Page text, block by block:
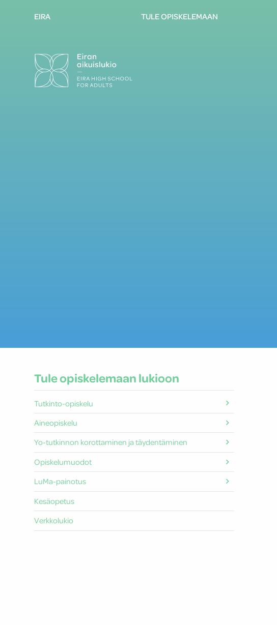
EIRA TULE OPISKELEMAAN
Tule opiskelemaan lukioon
Tutkinto-opiskelu
Aineopiskelu
Yo-tutkinnon korottaminen ja täydentäminen
Opiskelumuodot
LuMa-painotus
Kesäopetus
Verkkolukio